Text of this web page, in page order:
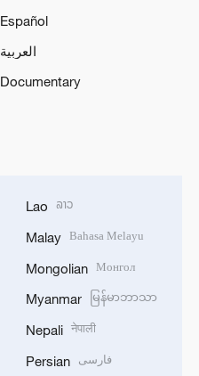
Español
العربية
Documentary
Lao ລາວ
Malay Bahasa Melayu
Mongolian Монгол
Myanmar မြန်မာဘာသာ
Nepali नेपाली
Persian فارسی